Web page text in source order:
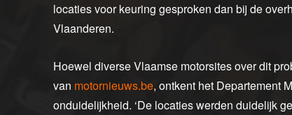
locaties voor keuring gesproken dan bij de
Vlaanderen.
Hoewel diverse Vlaamse motorsites over dit
van motornieuws.be, ontkent het Departement
onduidelijkheid. ‘De locaties werden duidelijk